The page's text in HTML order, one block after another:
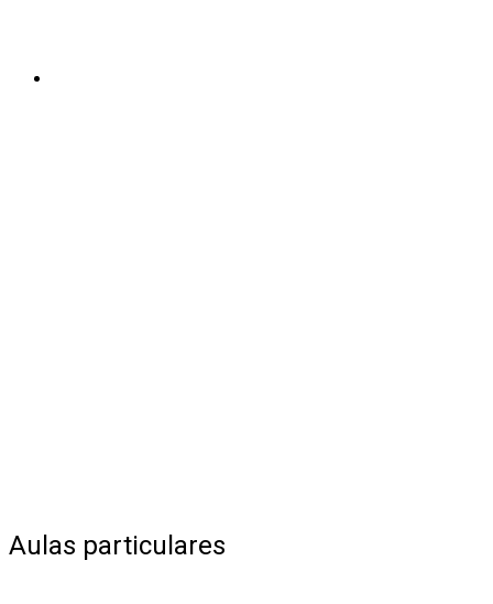
Aulas particulares